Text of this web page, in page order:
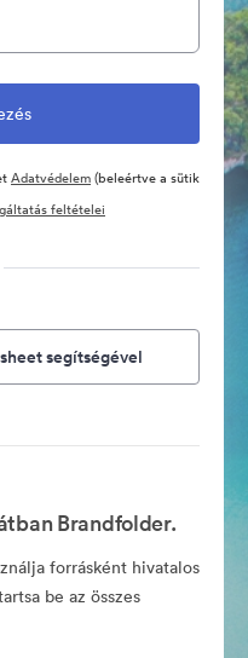
Adatvédelem(beleértve a sütik
feltételei
segítségével
Brandfolder.
forrásként hivatalos
be az összes